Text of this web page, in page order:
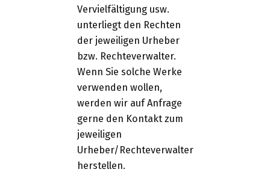
Vervielfältigung usw.
unterliegt den Rechten
der jeweiligen Urheber
bzw. Rechteverwalter.
Wenn Sie solche Werke
verwenden wollen,
werden wir auf Anfrage
gerne den Kontakt zum
jeweiligen
Urheber/Rechteverwalter
herstellen.